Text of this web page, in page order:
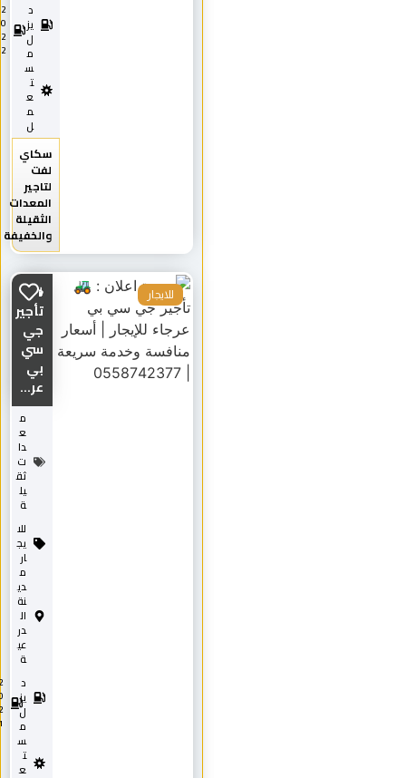
د
يز
ل
م
س
ت
ع
م
ل
2
0
2
2
سكاي
لفت
لتاجير
المعدات
الثقيلة
والخفيفة
🚜
تأجير
جي
سي
بي
عر...
م
ع
دا
ت
ثق
يل
ة
للا
يج
ار
م
دي
نة
ال
در
عي
ة
د
يز
ل
م
س
ت
ع
2
0
2
1
للايجار